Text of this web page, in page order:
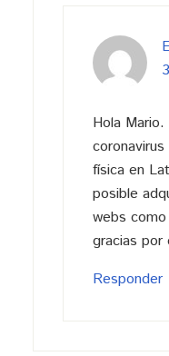
Hola
física en
posible
webs
gracias por
Responder